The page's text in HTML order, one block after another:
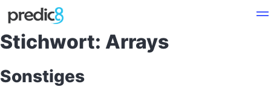
Stichwort: Arrays
Sonstiges